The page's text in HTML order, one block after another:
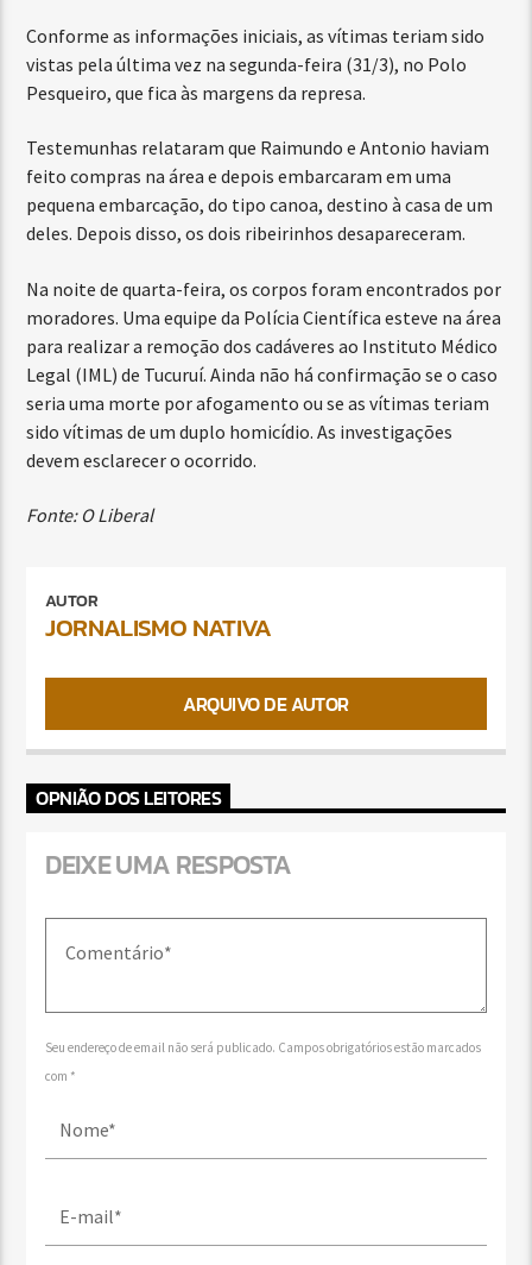
Conforme as informações iniciais, as vítimas teriam sido
vistas pela última vez na segunda-feira (31/3), no Polo
Pesqueiro, que fica às margens da represa.
Testemunhas relataram que Raimundo e Antonio haviam
feito compras na área e depois embarcaram em uma
pequena embarcação, do tipo canoa, destino à casa de um
deles. Depois disso, os dois ribeirinhos desapareceram.
Na noite de quarta-feira, os corpos foram encontrados por
moradores. Uma equipe da Polícia Científica esteve na área
para realizar a remoção dos cadáveres ao Instituto Médico
Legal (IML) de Tucuruí. Ainda não há confirmação se o caso
seria uma morte por afogamento ou se as vítimas teriam
sido vítimas de um duplo homicídio. As investigações
devem esclarecer o ocorrido.
Fonte: O Liberal
AUTOR
JORNALISMO NATIVA
ARQUIVO DE AUTOR
OPNIÃO DOS LEITORES
DEIXE UMA RESPOSTA
Seu endereço de email não será publicado. Campos obrigatórios estão marcados
com *